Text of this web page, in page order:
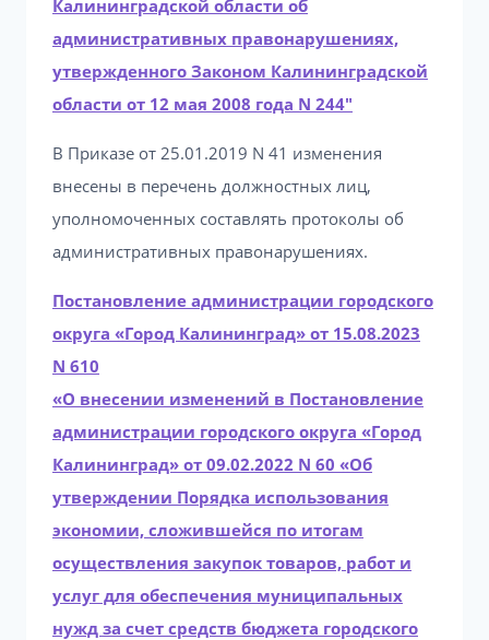
Калининградской области об
административных правонарушениях,
утвержденного Законом Калининградской
области от 12 мая 2008 года N 244″
В Приказе от 25.01.2019 N 41 изменения
внесены в перечень должностных лиц,
уполномоченных составлять протоколы об
административных правонарушениях.
Постановление администрации городского
округа «Город Калининград» от 15.08.2023
N 610
«О внесении изменений в Постановление
администрации городского округа «Город
Калининград» от 09.02.2022 N 60 «Об
утверждении Порядка использования
экономии, сложившейся по итогам
осуществления закупок товаров, работ и
услуг для обеспечения муниципальных
нужд за счет средств бюджета городского